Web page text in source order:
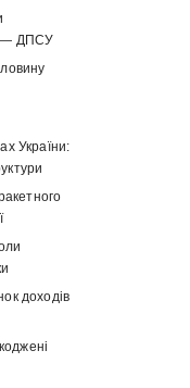
— ДПСУ
України:
доходів